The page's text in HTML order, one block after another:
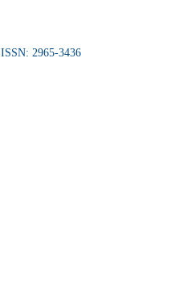
ISSN: 2965-3436